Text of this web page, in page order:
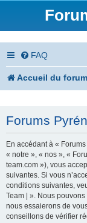
FAQ
Accueil du forum
Forums
En accédant à «
« notre », « nos », «
team.com »), vous
suivantes. Si vous
conditions suivantes,
Team | ». Nous
nous essaierons de
conseillons de vérifier